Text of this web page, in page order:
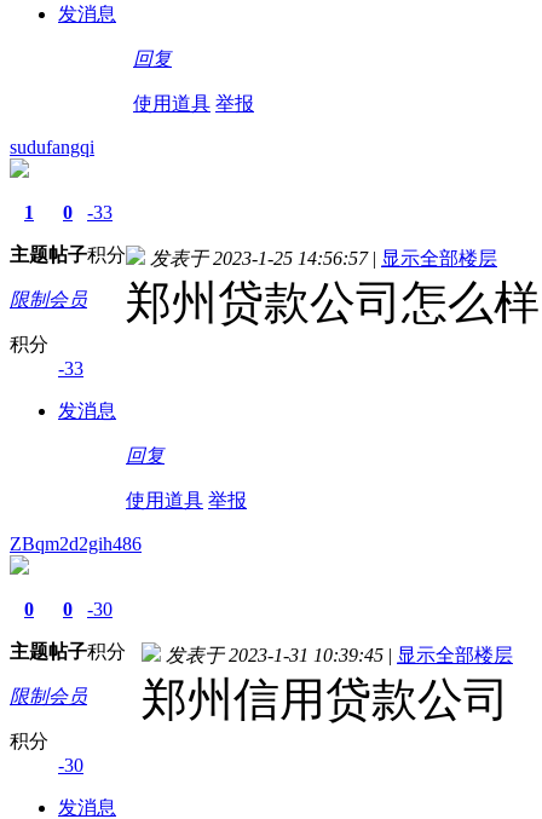
发消息
回复
使用道具 举报
sudufangqi
1
主题
0
帖子
-33
积分
限制会员
积分
-33
发消息
发表于 2023-1-25 14:56:57 | 显示全部楼层
郑州贷款公司怎么样
回复
使用道具 举报
ZBqm2d2gih486
0
主题
0
帖子
-30
积分
限制会员
积分
-30
发消息
发表于 2023-1-31 10:39:45 | 显示全部楼层
郑州信用贷款公司